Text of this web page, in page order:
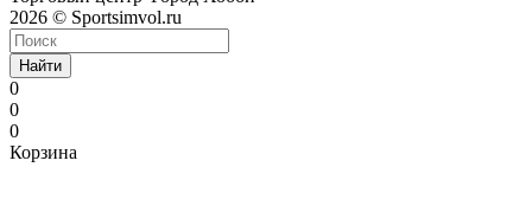
2026 © Sportsimvol.ru
Найти
0
0
0
Корзина